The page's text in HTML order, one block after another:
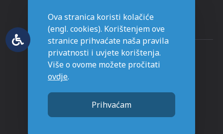
Stranice napravljene sa
Ova stranica koristi kolačiće
(engl. cookies). Korištenjem ove
stranice prihvaćate naša pravila
privatnosti i uvjete korištenja.
Više o ovome možete pročitati
ovdje.
Prihvaćam